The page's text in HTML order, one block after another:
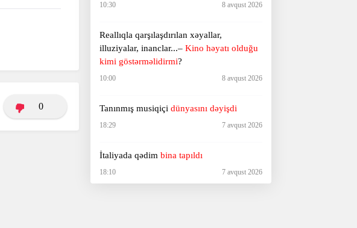
0
10:30 8 avqust 2026
Reallıqla qarşılaşdırılan xəyallar,
illuziyalar, inanclar...– Kino həyatı olduğu
kimi göstərməlidirmi?
10:00 8 avqust 2026
Tanınmış musiqiçi dünyasını dəyişdi
18:29 7 avqust 2026
İtaliyada qədim bina tapıldı
18:10 7 avqust 2026